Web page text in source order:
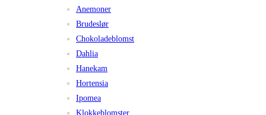
Anemoner
Brudeslør
Chokoladeblomst
Dahlia
Hanekam
Hortensia
Ipomea
Klokkeblomster